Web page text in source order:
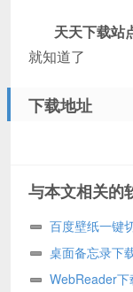
天天下载站
就知道了
下载地址
与本文相关的
百度壁纸一键
版 桌面备忘录下
WebReader